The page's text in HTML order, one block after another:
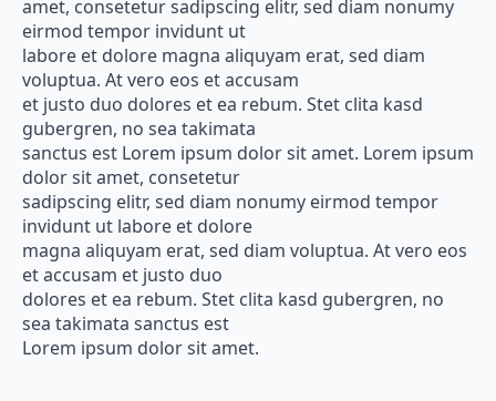
amet, consetetur sadipscing elitr, sed diam nonumy
eirmod tempor invidunt ut
labore et dolore magna aliquyam erat, sed diam
voluptua. At vero eos et accusam
et justo duo dolores et ea rebum. Stet clita kasd
gubergren, no sea takimata
sanctus est Lorem ipsum dolor sit amet. Lorem ipsum
dolor sit amet, consetetur
sadipscing elitr, sed diam nonumy eirmod tempor
invidunt ut labore et dolore
magna aliquyam erat, sed diam voluptua. At vero eos
et accusam et justo duo
dolores et ea rebum. Stet clita kasd gubergren, no
sea takimata sanctus est
Lorem ipsum dolor sit amet.